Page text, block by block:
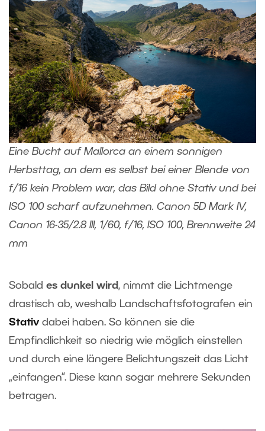
Eine Bucht auf Mallorca an einem sonnigen
Herbsttag, an dem es selbst bei einer Blende von
f/16 kein Problem war, das Bild ohne Stativ und bei
ISO 100 scharf aufzunehmen. Canon 5D Mark IV,
Canon 16-35/2.8 III, 1/60, f/16, ISO 100, Brennweite 24
mm
Sobald es dunkel wird, nimmt die Lichtmenge
drastisch ab, weshalb Landschaftsfotografen ein
Stativ dabei haben. So können sie die
Empfindlichkeit so niedrig wie möglich einstellen
und durch eine längere Belichtungszeit das Licht
„einfangen“. Diese kann sogar mehrere Sekunden
betragen.